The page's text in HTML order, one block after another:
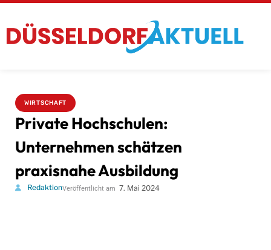
WIRTSCHAFT
Private Hochschulen:
Unternehmen schätzen
praxisnahe Ausbildung
RedaktionVeröffentlicht am 7. Mai 2024